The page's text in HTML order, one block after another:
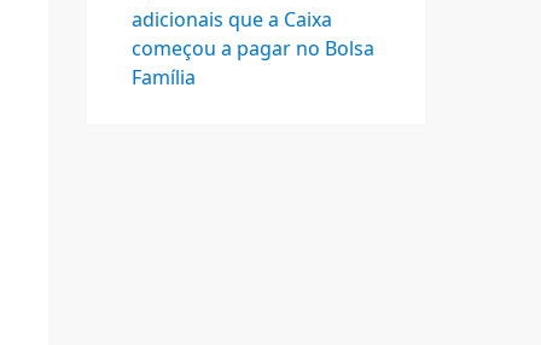
adicionais que a Caixa
começou a pagar no Bolsa
Família